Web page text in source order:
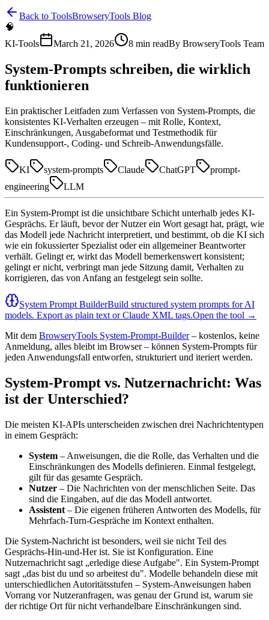
Back to ToolsBrowseryTools Blog
🧠
KI-Tools
March 21, 2026 8 min readBy BrowseryTools Team
System-Prompts schreiben, die wirklich
funktionieren
Ein praktischer Leitfaden zum Verfassen von System-Prompts, die
konsistentes KI-Verhalten erzeugen – mit Rolle, Kontext,
Einschränkungen, Ausgabeformat und Testmethodik für
Kundensupport-, Coding- und Schreib-Anwendungsfälle.
KI system-prompts Claude ChatGPT
prompt-
engineering
LLM
Ein System-Prompt ist die unsichtbare Schicht unterhalb jedes KI-
Gesprächs. Er läuft, bevor der Nutzer ein Wort gesagt hat, prägt, wie
das Modell jede Nachricht interpretiert, und bestimmt, ob die KI sich
wie ein fokussierter Spezialist oder ein allgemeiner Beantworter
verhält. Gelingt er, wirkt das Modell bemerkenswert konsistent;
gelingt er nicht, verbringt man jede Sitzung damit, Verhalten zu
korrigieren, das von Anfang an festgelegt sein sollte.
System Prompt BuilderBuild structured system prompts for AI
models. Export as plain text or Claude XML tags.Open the tool →
Mit dem BrowseryTools System-Prompt-Builder– kostenlos, keine
Anmeldung, alles bleibt im Browser – können System-Prompts für
jeden Anwendungsfall entworfen, strukturiert und iteriert werden.
System-Prompt vs. Nutzernachricht: Was
ist der Unterschied?
Die meisten KI-APIs unterscheiden zwischen drei Nachrichtentypen
in einem Gespräch:
System – Anweisungen, die die Rolle, das Verhalten und die
Einschränkungen des Modells definieren. Einmal festgelegt,
gilt für das gesamte Gespräch.
Nutzer – Die Nachrichten von der menschlichen Seite. Das
sind die Eingaben, auf die das Modell antwortet.
Assistent – Die eigenen früheren Antworten des Modells, für
Mehrfach-Turn-Gespräche im Kontext enthalten.
Die System-Nachricht ist besonders, weil sie nicht Teil des
Gesprächs-Hin-und-Her ist. Sie ist Konfiguration. Eine
Nutzernachricht sagt „erledige diese Aufgabe". Ein System-Prompt
sagt „das bist du und so arbeitest du". Modelle behandeln diese mit
unterschiedlichen Autoritätsstufen – System-Anweisungen haben
Vorrang vor Nutzeranfragen, was genau der Grund ist, warum sie
der richtige Ort für nicht verhandelbare Einschränkungen sind.